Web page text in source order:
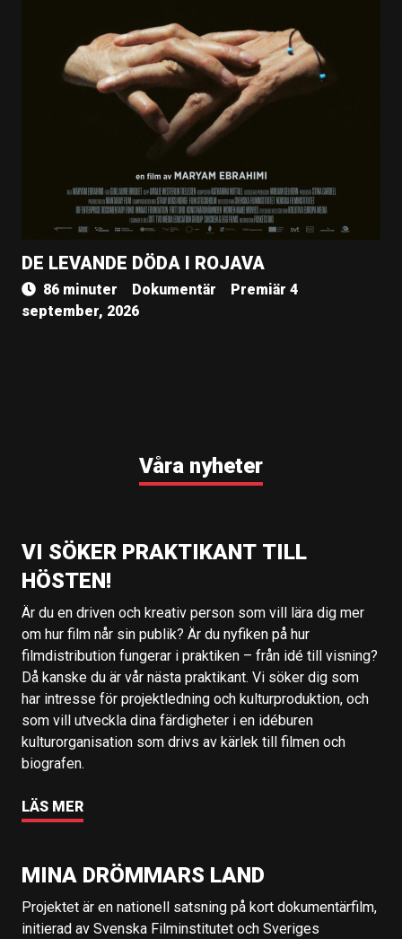
DE LEVANDE DÖDA I ROJAVA
86 minuter Dokumentär
Premiär 4
september, 2026
Våra nyheter
VI SÖKER PRAKTIKANT TILL
HÖSTEN!
Är du en driven och kreativ person som vill lära dig mer
om hur film når sin publik? Är du nyfiken på hur
filmdistribution fungerar i praktiken – från idé till visning?
Då kanske du är vår nästa praktikant. Vi söker dig som
har intresse för projektledning och kulturproduktion, och
som vill utveckla dina färdigheter i en idéburen
kulturorganisation som drivs av kärlek till filmen och
biografen.
LÄS MER
MINA DRÖMMARS LAND
Projektet är en nationell satsning på kort dokumentärfilm,
initierad av Svenska Filminstitutet och Sveriges